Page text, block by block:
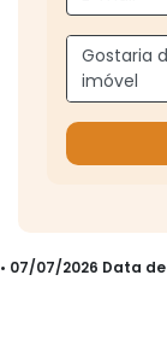
• 07/07/2026 Data